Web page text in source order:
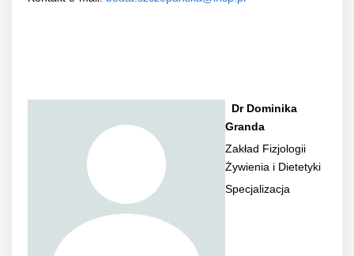
Dr Dominika
Granda
Zakład Fizjologii
Żywienia i Dietetyki
Specjalizacja